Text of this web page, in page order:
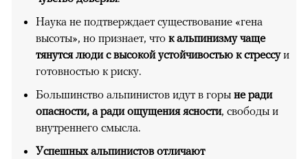
Наука не подтверждает существование «гена
высоты», но признает, что к альпинизму чаще
тянутся люди с высокой устойчивостью к стрессуи
готовностью к риску.
Большинство альпинистов идут в горы не ради
опасности, а ради ощущения ясности, свободы и
внутреннего смысла.
Успешных альпинистов отличают